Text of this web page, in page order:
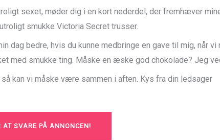
sexet, møder dig i en kort nederdel, der fremhæver
smukke Victoria Secret trusser.
dag bedre, hvis du kunne medbringe en gave til mig, når vi
med smukke ting. Måske en æske god chokolade? Jeg
kan vi måske være sammen i aften. Kys fra din ledsager
AT SVARE PÅ ANNONCEN!